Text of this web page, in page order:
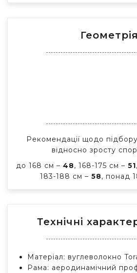
Геометрія
Рекомендації щодо
відносно зросту
до 168 см – 48, 168-175 см – 51
183-188 см – 58, понад
Технічні
Матеріал: вуглеволокно
Рама: аеродинамічний